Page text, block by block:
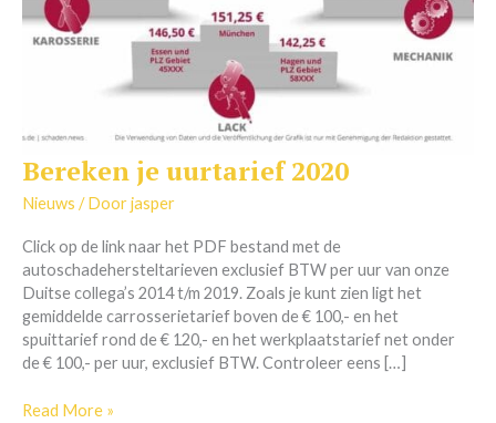
Bereken je uurtarief 2020
Nieuws / Doorjasper
Click op de link naar het PDF bestand met de
autoschadehersteltarieven exclusief BTW per uur van onze
Duitse collega’s 2014 t/m 2019. Zoals je kunt zien ligt het
gemiddelde carrosserietarief boven de € 100,- en het
spuittarief rond de € 120,- en het werkplaatstarief net onder
de € 100,- per uur, exclusief BTW. Controleer eens […]
Bereken
uurtarief
Read More »